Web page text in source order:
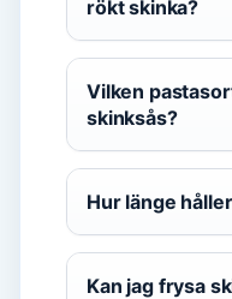
rökt skinka?
Vilken
skinksås?
Hur länge
Kan jag frysa